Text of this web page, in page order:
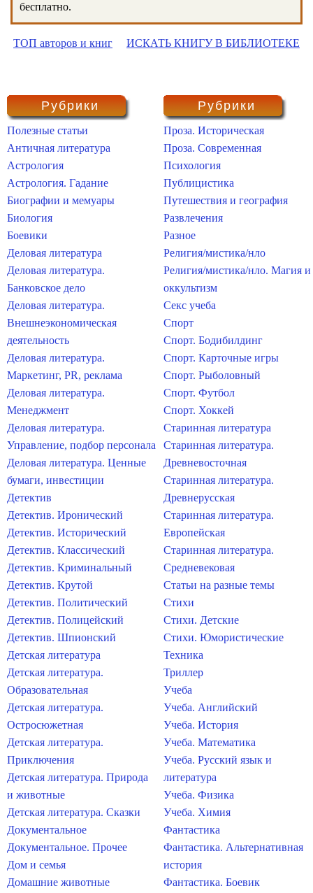
бесплатно.
ТОП авторов и книг ИСКАТЬ КНИГУ В БИБЛИОТЕКЕ
Рубрики
Полезные статьи
Античная литература
Астрология
Астрология. Гадание
Биографии и мемуары
Биология
Боевики
Деловая литература
Деловая литература.
Банковское дело
Деловая литература.
Внешнеэкономическая
деятельность
Деловая литература.
Маркетинг, PR, реклама
Деловая литература.
Менеджмент
Деловая литература.
Управление, подбор персонала
Деловая литература. Ценные
бумаги, инвестиции
Детектив
Детектив. Иронический
Детектив. Исторический
Детектив. Классический
Детектив. Криминальный
Детектив. Крутой
Детектив. Политический
Детектив. Полицейский
Детектив. Шпионский
Детская литература
Детская литература.
Образовательная
Детская литература.
Остросюжетная
Детская литература.
Приключения
Детская литература. Природа
и животные
Детская литература. Сказки
Документальное
Документальное. Прочее
Дом и семья
Домашние животные
Рубрики
Проза. Историческая
Проза. Современная
Психология
Публицистика
Путешествия и география
Развлечения
Разное
Религия/мистика/нло
Религия/мистика/нло. Магия и
оккультизм
Секс учеба
Спорт
Спорт. Бодибилдинг
Спорт. Карточные игры
Спорт. Рыболовный
Спорт. Футбол
Спорт. Хоккей
Старинная литература
Старинная литература.
Древневосточная
Старинная литература.
Древнерусская
Старинная литература.
Европейская
Старинная литература.
Средневековая
Статьи на разные темы
Стихи
Стихи. Детские
Стихи. Юмористические
Техника
Триллер
Учеба
Учеба. Английский
Учеба. История
Учеба. Математика
Учеба. Русский язык и
литература
Учеба. Физика
Учеба. Химия
Фантастика
Фантастика. Альтернативная
история
Фантастика. Боевик